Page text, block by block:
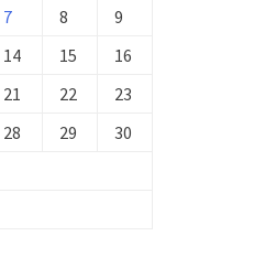
7 8
9
14 15
16
21 22
23
28 29
30